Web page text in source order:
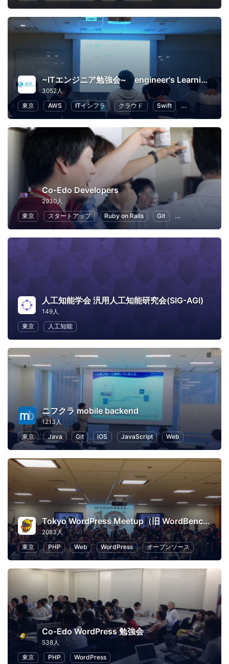
~ITエンジニア勉強会~ engineer's Learning･Vesper
3052人
東京
AWS ITインフラ クラウド Swift プログラミング
Co-Edo Developers
2930人
東京
スタートアップ Ruby on Rails Git プログラミング
人工知能学会 汎用人工知能研究会(SIG-AGI)
149人
東京
人工知能
ニフクラ mobile backend
1213人
東京
Java Git iOS JavaScript Web
Tokyo WordPress Meetup（旧 WordBench 東京）
2083人
東京
PHP Web WordPress オープンソース
Co-Edo WordPress 勉強会
538人
東京
PHP WordPress